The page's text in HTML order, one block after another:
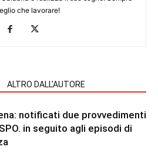
che lavorare!
ALTRO DALL'AUTORE
notificati due provvedimenti
in seguito agli episodi di